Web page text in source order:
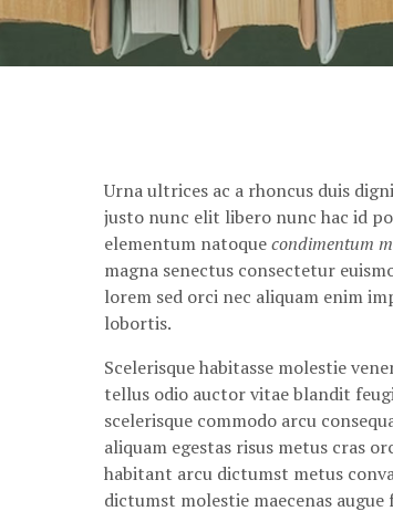
Urna ultrices ac a rhoncus duis
justo nunc elit libero nunc hac id
elementum natoquecondimentum
magna senectus consectetur
lorem sed orci nec aliquam enim
lobortis.
Scelerisque habitasse molestie
tellus odio auctor vitae blandit
scelerisque commodo arcu
aliquam egestas risus metus cras
habitant arcu dictumst metus
dictumst molestie maecenas